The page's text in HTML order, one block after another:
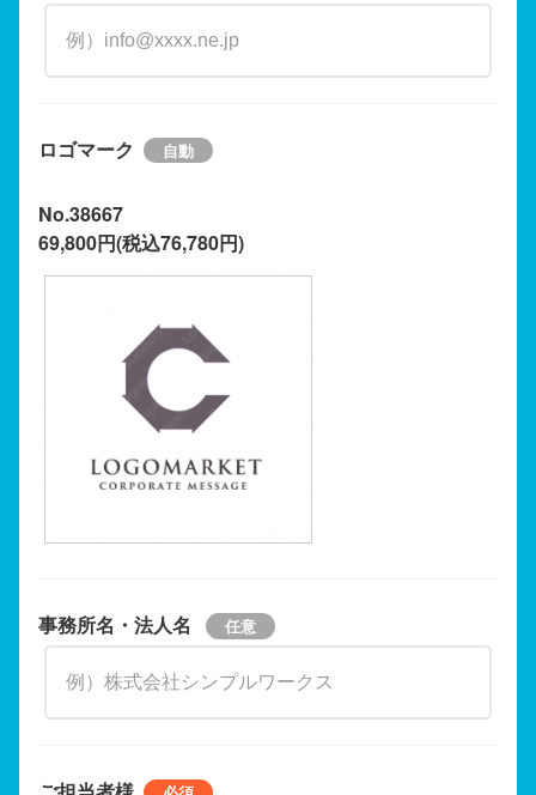
ロゴマーク
No.38667
69,800円(税込76,780円)
事務所名・法人名